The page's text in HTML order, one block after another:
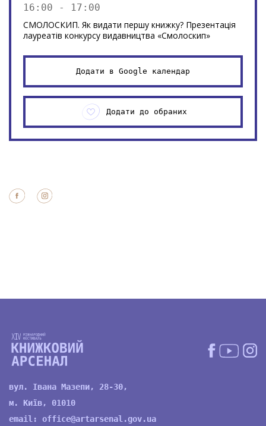
16:00 - 17:00
СМОЛОСКИП. Як видати першу книжку? Презентація
лауреатів конкурсу видавництва «Смолоскип»
Додати в Google календар
Додати до обраних
вул. Івана Мазепи, 28-30,
м. Київ, 01010
email: office@artarsenal.gov.ua